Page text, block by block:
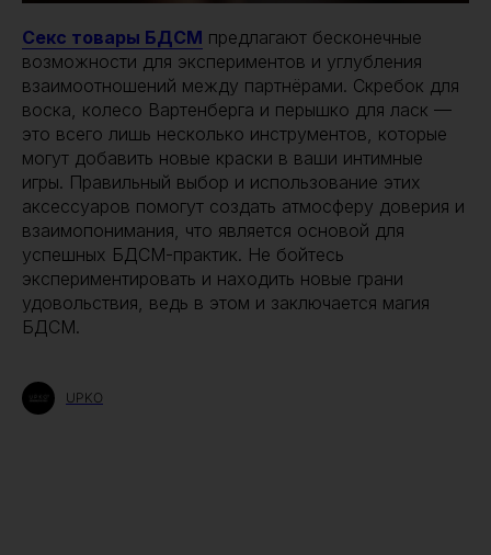
Секс товары БДСМ предлагают бесконечные
возможности для экспериментов и углубления
взаимоотношений между партнёрами. Скребок для
воска, колесо Вартенберга и перышко для ласк —
это всего лишь несколько инструментов, которые
могут добавить новые краски в ваши интимные
игры. Правильный выбор и использование этих
аксессуаров помогут создать атмосферу доверия и
взаимопонимания, что является основой для
успешных БДСМ-практик. Не бойтесь
экспериментировать и находить новые грани
удовольствия, ведь в этом и заключается магия
БДСМ.
UPKO